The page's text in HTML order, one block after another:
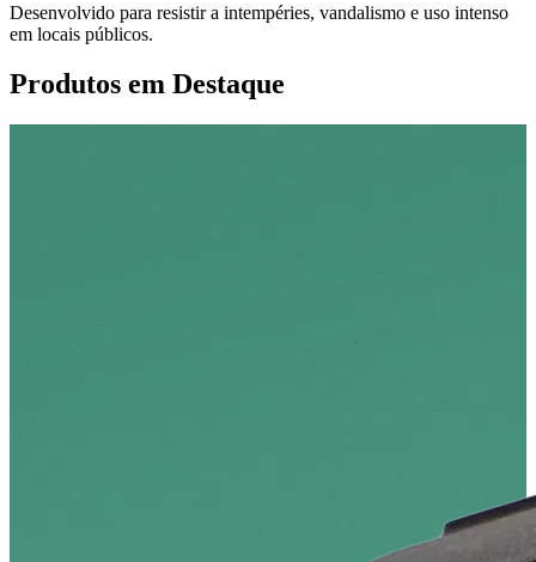
Desenvolvido para resistir a intempéries, vandalismo e uso intenso
em locais públicos.
Produtos em Destaque